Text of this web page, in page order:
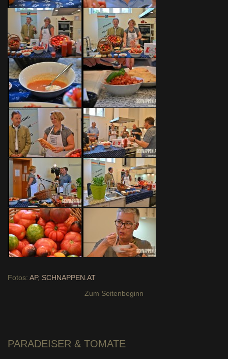
Fotos: AP, SCHNAPPEN.AT
Zum Seitenbeginn
PARADEISER & TOMATE